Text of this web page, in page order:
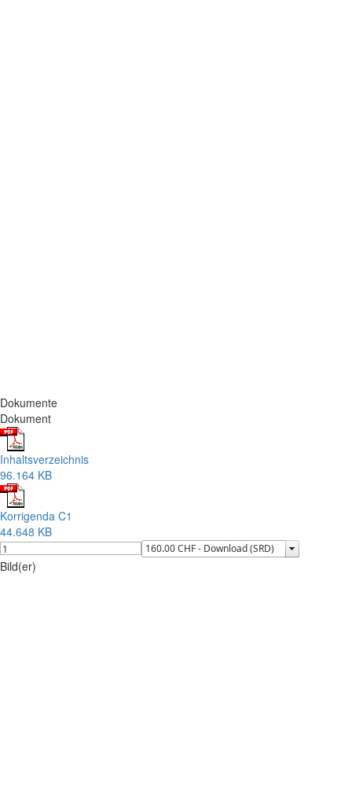
Dokumente
Dokument
Inhaltsverzeichnis
96.164 KB
Korrigenda C1
44.648 KB
Bild(er)